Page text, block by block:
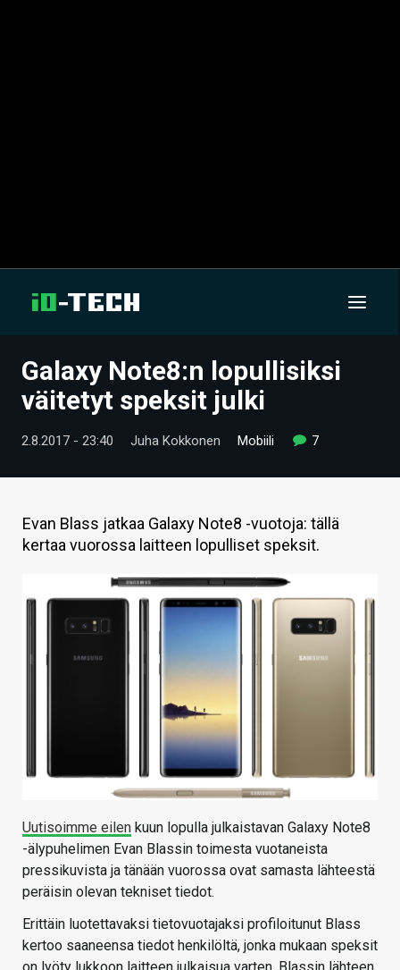
UUTISET
TIETOA
VAIHDA TEEMA
Galaxy Note8:n lopullisiksi
väitetyt speksit julki
2.8.2017 - 23:40 Juha Kokkonen Mobiili 7
Evan Blass jatkaa Galaxy Note8 -vuotoja: tällä
kertaa vuorossa laitteen lopulliset speksit.
Uutisoimme eilen kuun lopulla julkaistavan Galaxy Note8
-älypuhelimen Evan Blassin toimesta vuotaneista
pressikuvista ja tänään vuorossa ovat samasta lähteestä
peräisin olevan tekniset tiedot.
Erittäin luotettavaksi tietovuotajaksi profiloitunut Blass
kertoo saaneensa tiedot henkilöltä, jonka mukaan speksit